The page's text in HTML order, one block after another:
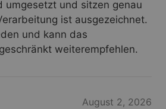
umgesetzt und sitzen genau
ist ausgezeichnet.
und kann das
weiterempfehlen.
August 2, 2026